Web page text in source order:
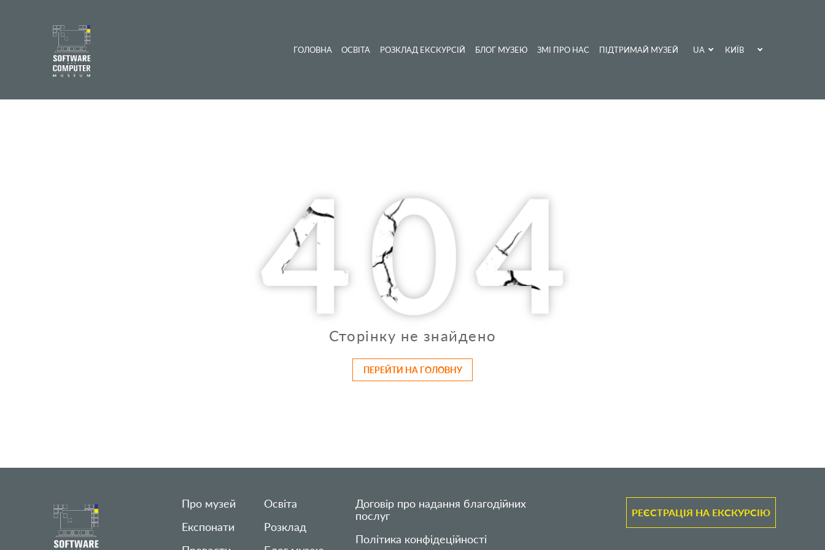
ГОЛОВНА ОСВІТА РОЗКЛАД ЕКСКУРСІЙ БЛОГ МУЗЕЮ ЗМІ ПРО НАС ПІДТРИМАЙ МУЗЕЙ
UA
КИЇВ
Сторінку не знайдено
ПЕРЕЙТИ НА ГОЛОВНУ
Про музей
Експонати
Освіта
Розклад
Договір про надання благодійних
послуг
Політика конфідеційності
РЕЄСТРАЦІЯ НА ЕКСКУРСІЮ